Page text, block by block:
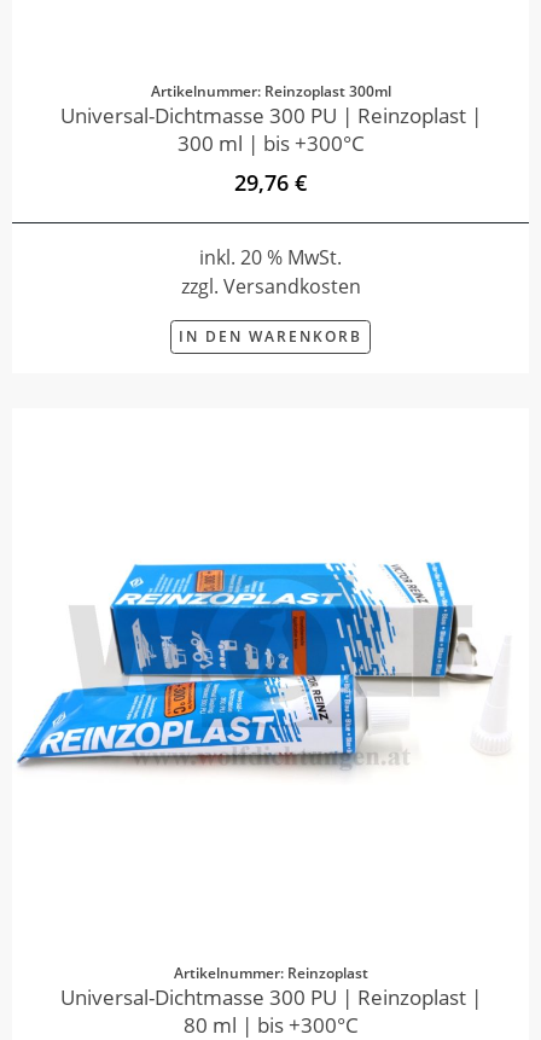
Artikelnummer: Reinzoplast 300ml
Universal-Dichtmasse 300 PU | Reinzoplast |
300 ml | bis +300°C
29,76 €
inkl. 20 % MwSt.
zzgl. Versandkosten
IN DEN WARENKORB
Artikelnummer: Reinzoplast
Universal-Dichtmasse 300 PU | Reinzoplast |
80 ml | bis +300°C